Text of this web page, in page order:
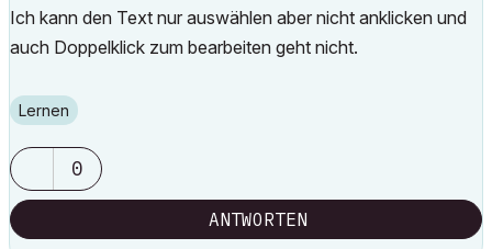
Ich kann den Text nur auswählen aber nicht anklicken und
auch Doppelklick zum bearbeiten geht nicht.
Lernen
0
ANTWORTEN